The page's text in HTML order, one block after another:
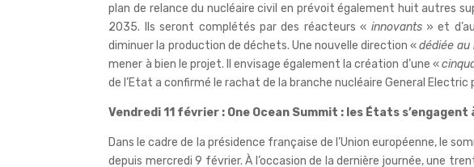
plan de relance du nucléaire civil en prévoit également huit autres
2035. Ils seront complétés par des réacteurs « innovants» et
diminuer la production de déchets. Une nouvelle direction «dédiée au
mener à bien le projet. Il envisage également la création d’une «
de l’Etat a confirmé le rachat de la branche nucléaire General Electric
Vendredi 11 février : One Ocean Summit : les États
Dans le cadre de la présidence française de l’Union européenne, le
depuis mercredi 9 février. À l’occasion de la dernière journée, une